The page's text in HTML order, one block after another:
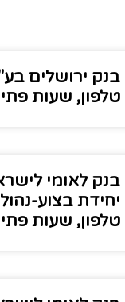
בנק ירושלים
טלפון, שעות
בנק לאומי
יחידת בצוע-
טלפון, שעות